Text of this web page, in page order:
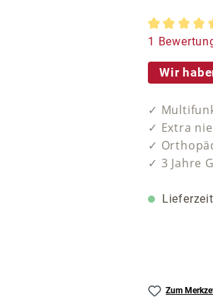
1
Wir
✓
✓ Extra
✓
✓ 3 Jahre
Zum